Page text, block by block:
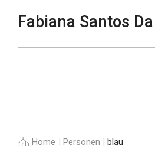
Fabiana Santos
Home | Personen | blau